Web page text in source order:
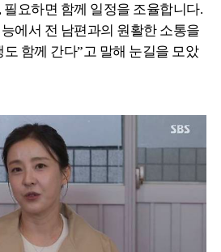
요하면 함께 일정을 조율합니다.
에서 전 남편과의 원활한 소통을
함께 간다”고 말해 눈길을 모았